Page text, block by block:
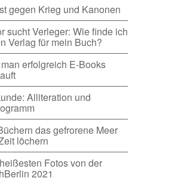
gegen Krieg und Kanonen
sucht Verleger: Wie finde ich
Verlag für mein Buch?
erfolgreich E-Books
Alliteration und
das gefrorene Meer
löchern
Fotos von der
2021